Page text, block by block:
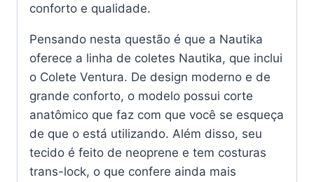
conforto e qualidade.
Pensando nesta questão é que a Nautika
oferece a linha de coletes Nautika, que inclui
o Colete Ventura. De design moderno e de
grande conforto, o modelo possui corte
anatômico que faz com que você se esqueça
de que o está utilizando. Além disso, seu
tecido é feito de neoprene e tem costuras
trans-lock, o que confere ainda mais